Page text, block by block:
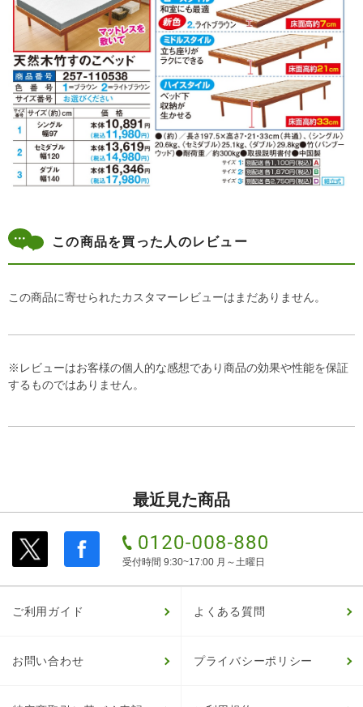
この商品を買った人のレビュー
この商品に寄せられたカスタマーレビューはまだありません。
※レビューはお客様の個人的な感想であり商品の効果や性能を保証
するものではありません。
最近見た商品
受付時間 9:30~17:00 月～土曜日
ご利用ガイド よくある質問
お問い合わせ プライバシーポリシー